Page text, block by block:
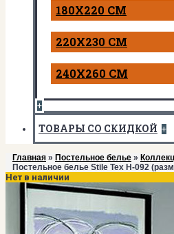
180Х220 СМ
220Х230 СМ
240Х260 СМ
+
ТОВАРЫ СО СКИДКОЙ +
Главная » Постельное белье »
Постельное белье Stile Tex H-092
Нет в наличии